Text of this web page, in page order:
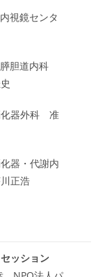
視鏡センタ
胆道内科
器外科 准
器・代謝内
正浩
ッション